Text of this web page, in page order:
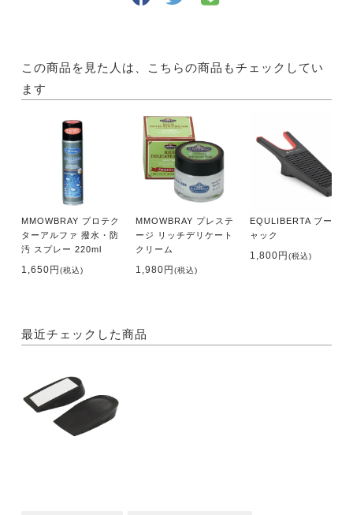
この商品を見た人は、こちらの商品もチェックしてい
ます
MMOWBRAY プロテク
ターアルファ 撥水・防
汚 スプレー 220ml
1,650円(税込)
MMOWBRAY プレステ
ージ リッチデリケート
クリーム
1,980円(税込)
EQULIBERTA ブーツジ
ャック
1,800円(税込)
最近チェックした商品